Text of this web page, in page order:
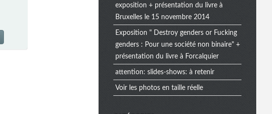
exposition + présentation du livre à
Bruxelles le 15 novembre 2014
Exposition " Destroy genders or Fucking
genders : Pour une société non binaire" +
présentation du livre à Forcalquier
attention: slides-shows: à retenir
Voir les photos en taille réelle